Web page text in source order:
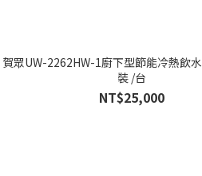
賀眾UW-2262HW-1廚下型節能冷熱飲
裝 /台
NT$25,000